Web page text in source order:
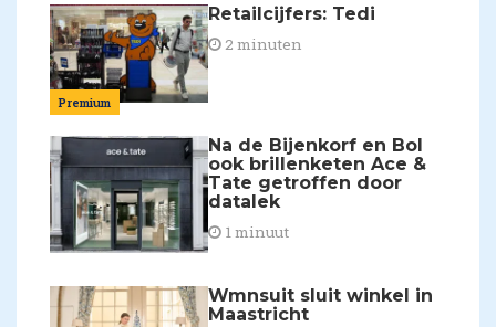
Premium
Retailcijfers: Tedi
2 minuten
Na de Bijenkorf en Bol
ook brillenketen Ace &
Tate getroffen door
datalek
1 minuut
Wmnsuit sluit winkel in
Maastricht